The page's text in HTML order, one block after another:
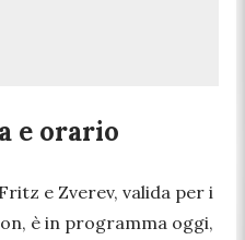
e orario
e Zverev, valida per i
è in programma oggi,